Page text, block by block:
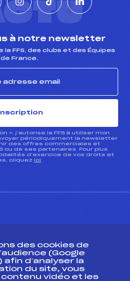
à notre newsletter
la FFS, des clubs et des Équipes
de France.
», j’autorise la FFS à utiliser mon
périodiquement la newsletter
des offres commerciales et
ou de ses partenaires. Pour plus
d’exercice de vos droits et
cliquez ici
des cookies de
(Google
afin d’analyser la
du site, vous
vidéo et les